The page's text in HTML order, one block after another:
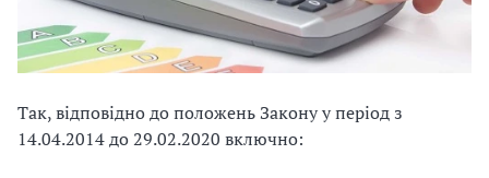
Так, відповідно до положень Закону у період з
14.04.2014 до 29.02.2020 включно: